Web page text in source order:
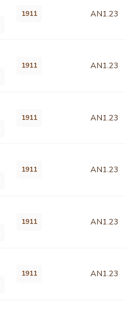
1911 AN1.23
1911 AN1.23
1911 AN1.23
1911 AN1.23
1911 AN1.23
1911 AN1.23